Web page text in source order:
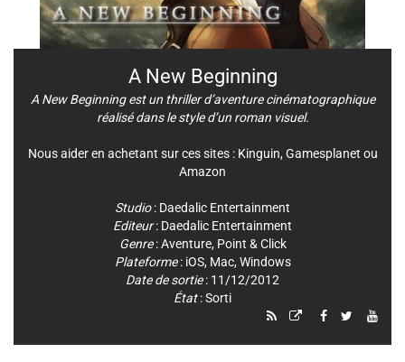
A New Beginning
A New Beginning est un thriller d’aventure cinématographique
réalisé dans le style d’un roman visuel.
Nous aider en achetant sur ces sites : Kinguin, Gamesplanet ou
Amazon
Studio: Daedalic Entertainment
Editeur: Daedalic Entertainment
Genre:Aventure, Point & Click
Plateforme: iOS, Mac, Windows
Date de sortie: 11/12/2012
État: Sorti